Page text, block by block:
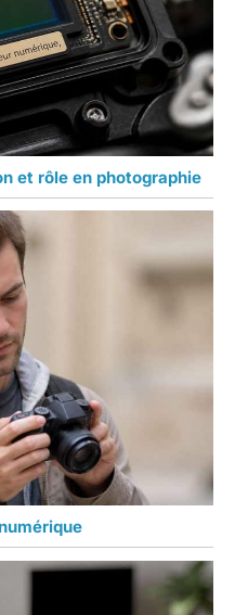
et rôle en photographie